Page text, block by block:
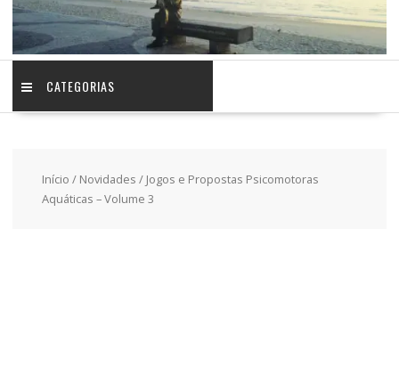
CATEGORIAS
Início / Novidades / Jogos e Propostas Psicomotoras
Aquáticas – Volume 3